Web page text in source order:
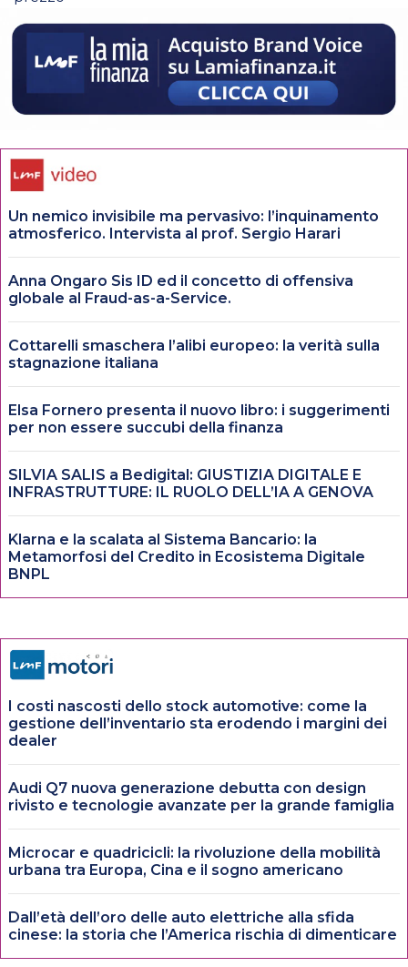
Un nemico invisibile ma pervasivo: l’inquinamento
atmosferico. Intervista al prof. Sergio Harari
Anna Ongaro Sis ID ed il concetto di offensiva
globale al Fraud-as-a-Service.
Cottarelli smaschera l’alibi europeo: la verità sulla
stagnazione italiana
Elsa Fornero presenta il nuovo libro: i suggerimenti
per non essere succubi della finanza
SILVIA SALIS a Bedigital: GIUSTIZIA DIGITALE E
INFRASTRUTTURE: IL RUOLO DELL’IA A GENOVA
Klarna e la scalata al Sistema Bancario: la
Metamorfosi del Credito in Ecosistema Digitale
BNPL
I costi nascosti dello stock automotive: come la
gestione dell’inventario sta erodendo i margini dei
dealer
Audi Q7 nuova generazione debutta con design
rivisto e tecnologie avanzate per la grande famiglia
Microcar e quadricicli: la rivoluzione della mobilità
urbana tra Europa, Cina e il sogno americano
Dall’età dell’oro delle auto elettriche alla sfida
cinese: la storia che l’America rischia di dimenticare